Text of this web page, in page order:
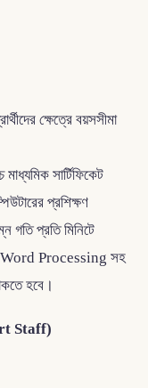
ক্ষেত্রে বয়সসীমা
সার্টিফিকেট
প্রশিক্ষণ
গতি প্রতি মিনিটে
Word Processing সহ
হবে।
Staff)